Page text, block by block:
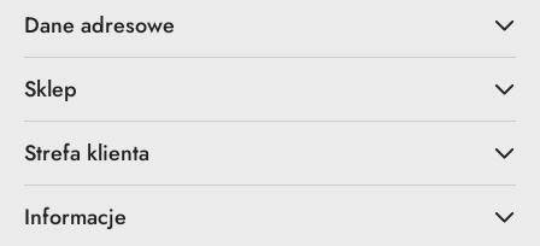
Dane adresowe
Sklep
Strefa klienta
Informacje